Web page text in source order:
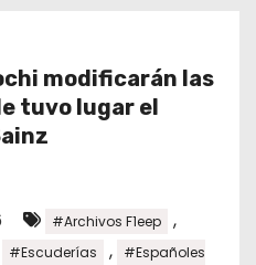
modificarán las
tuvo lugar el
#Archivos F1eep ,
#Escuderías ,
#Españoles